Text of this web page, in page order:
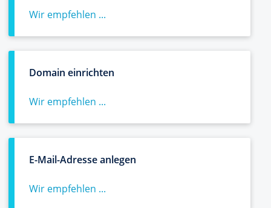
Wir empfehlen ...
Domain einrichten
Wir empfehlen ...
E-Mail-Adresse anlegen
Wir empfehlen ...